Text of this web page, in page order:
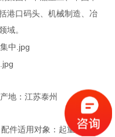
港口码头、机械制造、冶
域。
江苏泰州
用对象：起重机